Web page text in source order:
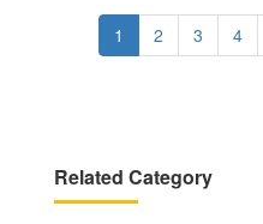
PaginationCurrent
page
1 Page
2 Page
3 Page
4
Related Category